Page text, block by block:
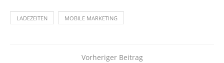
LADEZEITEN MOBILE MARKETING
Vorheriger Beitrag